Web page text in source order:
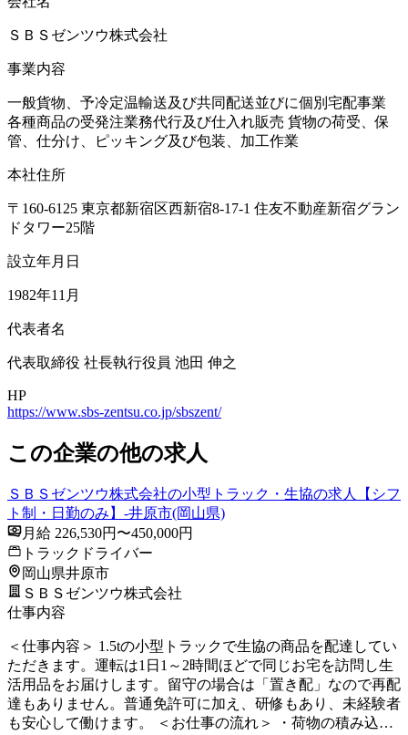
ＳＢＳゼンツウ株式会社
事業内容
一般貨物、予冷定温輸送及び共同配送並びに個別宅配事業
各種商品の受発注業務代行及び仕入れ販売 貨物の荷受、保
管、仕分け、ピッキング及び包装、加工作業
本社住所
〒160-6125 東京都新宿区西新宿8-17-1 住友不動産新宿グラン
ドタワー25階
設立年月日
1982年11月
代表者名
代表取締役 社長執行役員 池田 伸之
HP
https://www.sbs-zentsu.co.jp/sbszent/
この企業の他の求人
ＳＢＳゼンツウ株式会社の小型トラック・生協の求人【シフ
ト制・日勤のみ】-井原市(岡山県)
月給 226,530円〜450,000円
トラックドライバー
岡山県井原市
ＳＢＳゼンツウ株式会社
仕事内容
＜仕事内容＞ 1.5tの小型トラックで生協の商品を配達してい
ただきます。運転は1日1～2時間ほどで同じお宅を訪問し生
活用品をお届けします。留守の場合は「置き配」なので再配
達もありません。普通免許可に加え、研修もあり、未経験者
も安心して働けます。 ＜お仕事の流れ＞ ・荷物の積み込…